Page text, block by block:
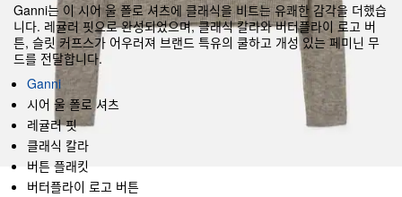
Ganni는 이 시어 울 폴로 셔츠에 클래식을 비트는 유쾌한 감각을 더했습
니다. 레귤러 핏으로 완성되었으며, 클래식 칼라와 버터플라이 로고 버
튼, 슬릿 커프스가 어우러져 브랜드 특유의 쿨하고 개성 있는 페미닌 무
드를 전달합니다.
Ganni
시어 울 폴로 셔츠
레귤러 핏
클래식 칼라
버튼 플래킷
버터플라이 로고 버튼